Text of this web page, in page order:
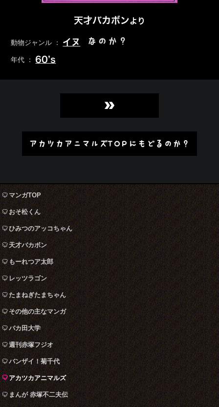
天才バカボンより
動物ジャンル ： イヌ なのか？
年代 ： 60’s
»
アカツカアニマルズTOPにもどるのか？
マンガTOP
おそ松くん
ひみつのアッコちゃん
天才バカボン
もーれつア太郎
レッツラゴン
たまねぎたまちゃん
その他の主なマンガ
バカ田大学
週刊赤塚フジオ
バンザイ！菊千代
アカツカアニマルズ
まんが 赤塚不二夫伝